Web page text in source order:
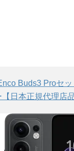
Buds3 Proセ
日本正規代理店